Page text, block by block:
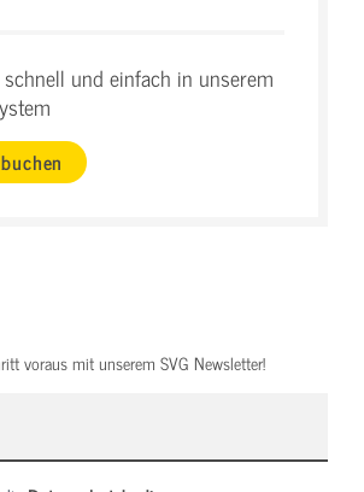
und einfach in unserem
voraus mit unserem SVG Newsletter!